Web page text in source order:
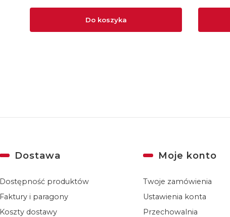
Do koszyka
Dostawa
Dostępność produktów
Faktury i paragony
Koszty dostawy
Moje konto
Twoje zamówienia
Ustawienia konta
Przechowalnia